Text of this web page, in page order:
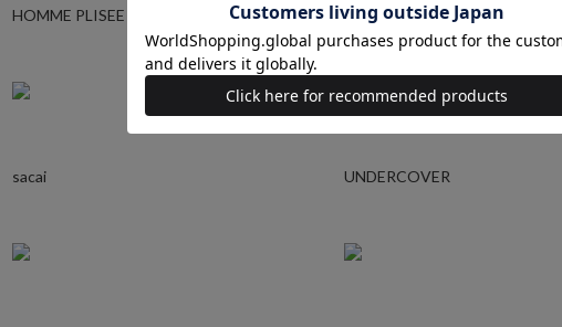
HOMME PLISEE AURALEE
sacai UNDERCOVER